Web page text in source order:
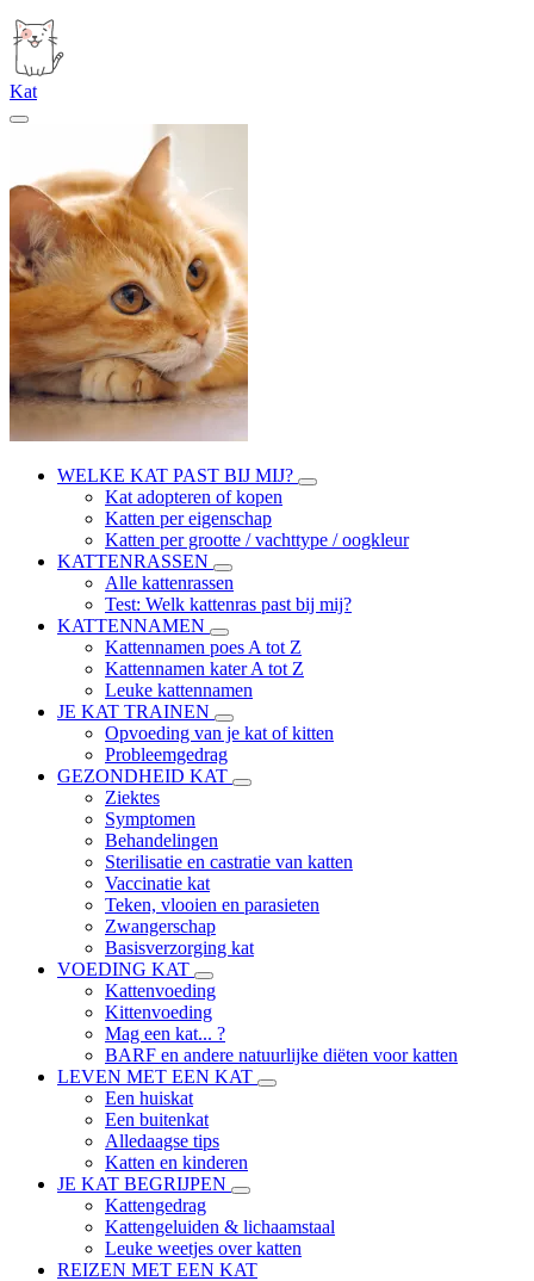
Kat
WELKE KAT PAST BIJ MIJ?
Kat adopteren of kopen
Katten per eigenschap
Katten per grootte / vachttype / oogkleur
KATTENRASSEN
Alle kattenrassen
Test: Welk kattenras past bij mij?
KATTENNAMEN
Kattennamen poes A tot Z
Kattennamen kater A tot Z
Leuke kattennamen
JE KAT TRAINEN
Opvoeding van je kat of kitten
Probleemgedrag
GEZONDHEID KAT
Ziektes
Symptomen
Behandelingen
Sterilisatie en castratie van katten
Vaccinatie kat
Teken, vlooien en parasieten
Zwangerschap
Basisverzorging kat
VOEDING KAT
Kattenvoeding
Kittenvoeding
Mag een kat... ?
BARF en andere natuurlijke diëten voor katten
LEVEN MET EEN KAT
Een huiskat
Een buitenkat
Alledaagse tips
Katten en kinderen
JE KAT BEGRIJPEN
Kattengedrag
Kattengeluiden & lichaamstaal
Leuke weetjes over katten
REIZEN MET EEN KAT